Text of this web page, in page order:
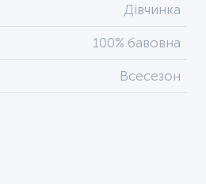
Дівчинка
100% бавовна
Всесезон